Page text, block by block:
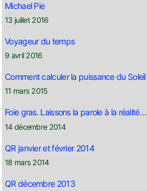
Michael Pie
13 juillet 2016
Voyageur du temps
9 avril 2016
Comment calculer la puissance du Soleil
11 mars 2015
Foie gras. Laissons la parole à la réalité…
14 décembre 2014
QR janvier et février 2014
18 mars 2014
QR décembre 2013